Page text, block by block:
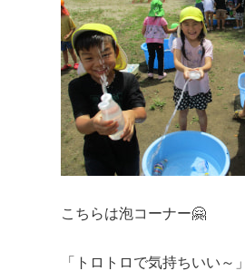
こちらは泡コーナー🤗
「トロトロで気持ちいい～